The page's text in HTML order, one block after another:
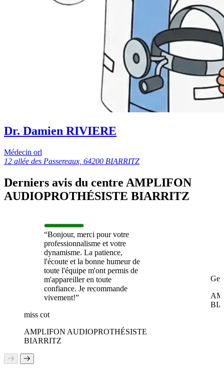
Dr. Damien RIVIERE
Médecin orl
12 allée des Passereaux, 64200 BIARRITZ
Derniers avis du centre AMPLIFON
AUDIOPROTHÉSISTE BIARRITZ
“Bonjour, merci pour votre
professionnalisme et votre
dynamisme. La patience,
l'écoute et la bonne humeur de
toute l'équipe m'ont permis de
m'appareiller en toute
confiance. Je recommande
vivement!”
miss cot
AMPLIFON AUDIOPROTHÉSISTE
BIARRITZ